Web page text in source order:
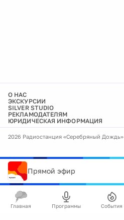
О НАС
ЭКСКУРСИИ
SILVER STUDIO
РЕКЛАМОДАТЕЛЯМ
ЮРИДИЧЕСКАЯ ИНФОРМАЦИЯ
2026 Радиостанция «Серебряный Дождь»
Прямой эфир
Главная Программы События